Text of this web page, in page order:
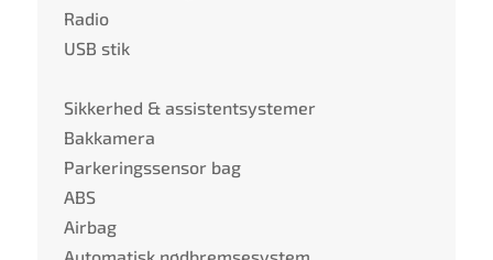
Radio
USB stik
Sikkerhed & assistentsystemer
Bakkamera
Parkeringssensor bag
ABS
Airbag